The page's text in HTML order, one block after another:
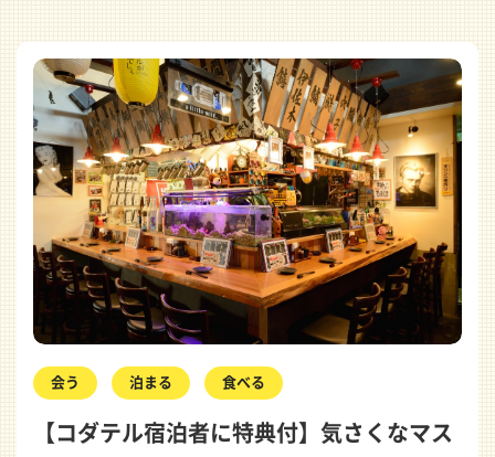
会う 泊まる 食べる
【コダテル宿泊者に特典付】気さくなマス